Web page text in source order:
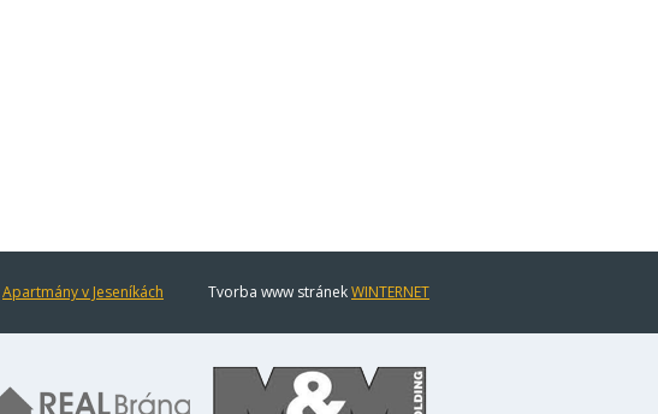
Apartmány v Jeseníkách Tvorba www stránekWINTERNET